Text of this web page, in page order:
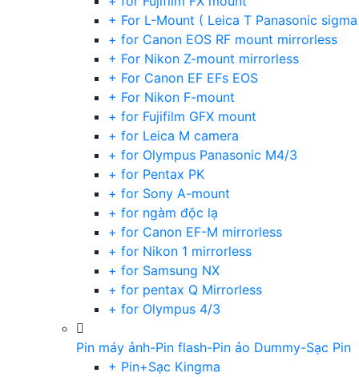
+ For L-Mount ( Leica T Panasonic
+ for Canon EOS RF mount mirrorless
+ For Nikon Z-mount mirrorless
+ For Canon EF EFs EOS
+ For Nikon F-mount
+ for Fujifilm GFX mount
+ for Leica M camera
+ for Olympus Panasonic M4/3
+ for Pentax PK
+ for Sony A-mount
+ for ngàm độc lạ
+ for Canon EF-M mirrorless
+ for Nikon 1 mirrorless
+ for Samsung NX
+ for pentax Q Mirrorless
+ for Olympus 4/3
Pin máy ảnh-Pin flash-Pin ảo Dummy-Sạc Pin
+ Pin+Sạc Kingma